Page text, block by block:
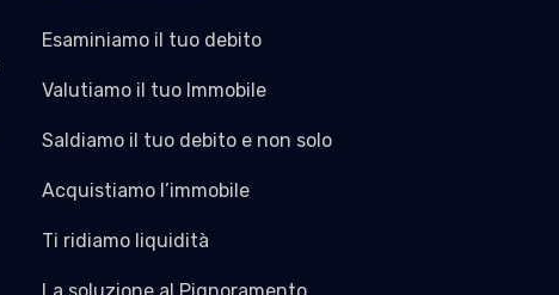
Esaminiamo il tuo debito
Valutiamo il tuo Immobile
Saldiamo il tuo debito e non solo
Acquistiamo l’immobile
Ti ridiamo liquidità
La soluzione al Pignoramento